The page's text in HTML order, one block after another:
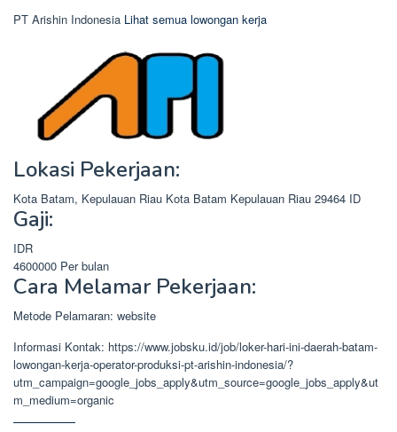
PT Arishin Indonesia Lihat semua lowongan kerja
Lokasi Pekerjaan:
Kota Batam, Kepulauan Riau Kota Batam Kepulauan Riau 29464 ID
Gaji:
IDR
4600000 Per bulan
Cara Melamar Pekerjaan:
Metode Pelamaran: website
Informasi Kontak: https://www.jobsku.id/job/loker-hari-ini-daerah-batam-
lowongan-kerja-operator-produksi-pt-arishin-indonesia/?
utm_campaign=google_jobs_apply&utm_source=google_jobs_apply&ut
m_medium=organic